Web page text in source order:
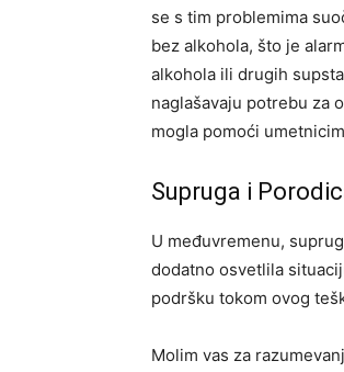
se s tim problemima
bez alkohola, što je
alkohola ili drugih
naglašavaju potrebu za
mogla pomoći
Supruga i
U međuvremenu,
dodatno osvetlila
podršku tokom ovog
Molim vas za